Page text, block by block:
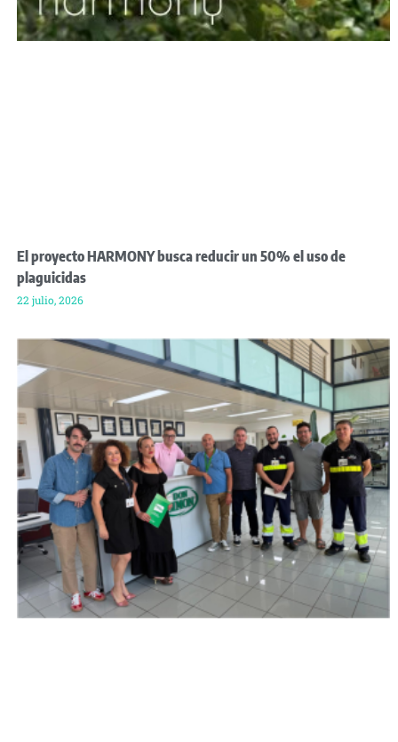
El proyecto HARMONY busca reducir un 50% el uso de
plaguicidas
22 julio, 2026